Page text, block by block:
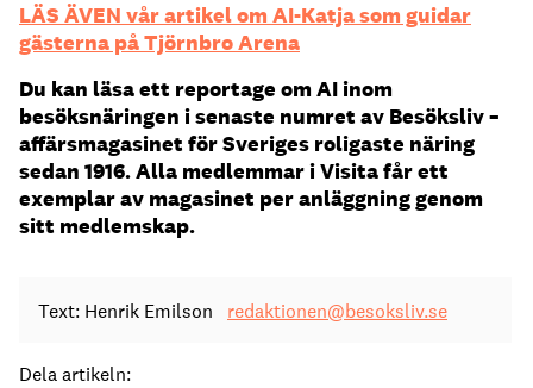
LÄS ÄVEN vår artikel om AI-Katja som guidar
gästerna på Tjörnbro Arena
Du kan läsa ett reportage om AI inom
besöksnäringen i senaste numret av Besöksliv –
affärsmagasinet för Sveriges roligaste näring
sedan 1916. Alla medlemmar i Visita får ett
exemplar av magasinet per anläggning genom
sitt medlemskap.
Text: Henrik Emilson redaktionen@besoksliv.se
Dela artikeln: